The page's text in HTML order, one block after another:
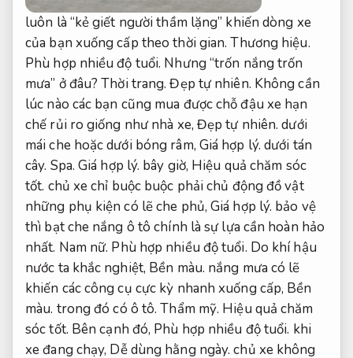
luôn là “kẻ giết người thầm lặng” khiến dòng xe
của bạn xuống cấp theo thời gian.Thương hiệu.
Phù hợp nhiều độ tuổi. Nhưng “trốn nắng trốn
mưa” ở đâu?Thời trang. Đẹp tự nhiên. Không cần
lúc nào các bạn cũng mua được chỗ đậu xe hạn
chế rủi ro giống như nhà xe, Đẹp tự nhiên. dưới
mái che hoặc dưới bóng râm, Giá hợp lý. dưới tán
cây. Spa. Giá hợp lý. bây giờ, Hiệu quả chăm sóc
tốt. chủ xe chỉ buộc buộc phải chủ động đồ vật
những phụ kiện có lẽ che phủ, Giá hợp lý. bảo vệ
thì bạt che nắng ô tô chính là sự lựa cần hoàn hảo
nhất. Nam nữ. Phù hợp nhiều độ tuổi. Do khí hậu
nước ta khắc nghiệt, Bền màu. nắng mưa có lẽ
khiến các công cụ cực kỳ nhanh xuống cấp, Bền
màu. trong đó có ô tô.Thẩm mỹ. Hiệu quả chăm
sóc tốt. Bên cạnh đó, Phù hợp nhiều độ tuổi. khi
xe đang chạy, Dễ dùng hằng ngày. chủ xe không